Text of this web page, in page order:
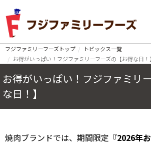
フジファミリーフーズトップ
トピックス一覧
お得がいっぱい！フジファミリーフーズの【お得な日！】
お得がいっぱい！フジファミリ
な日！】
焼肉ブランドでは、期間限定 『2026年